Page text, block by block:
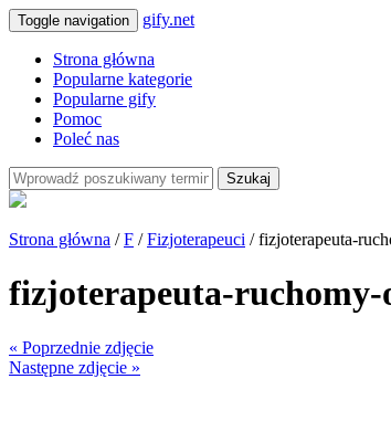
Toggle navigation gify.net
Strona główna
Popularne kategorie
Popularne gify
Pomoc
Poleć nas
Szukaj
Strona główna /F /Fizjoterapeuci / fizjoterapeuta-
fizjoterapeuta-ruchomy-
« Poprzednie zdjęcie
Następne zdjęcie »